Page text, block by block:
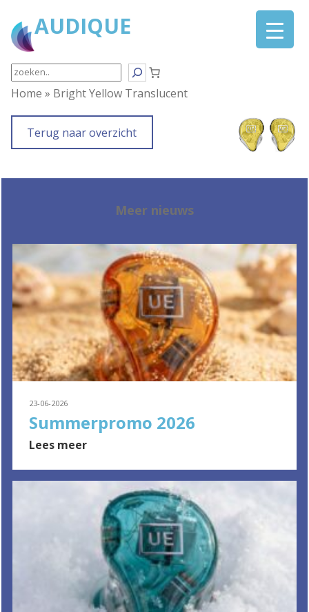
naar
de
AUDIQUE
Search
Home » Bright Yellow Translucent
Terug naar overzicht
Meer nieuws
23-06-2026
Summerpromo 2026
Lees meer